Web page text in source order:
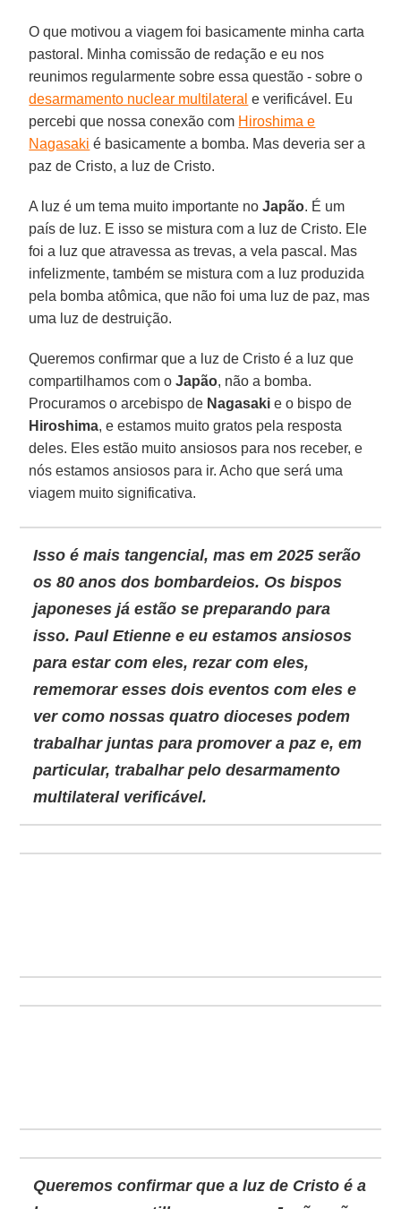
O que motivou a viagem foi basicamente minha carta
pastoral. Minha comissão de redação e eu nos
reunimos regularmente sobre essa questão - sobre o
desarmamento nuclear multilateral e verificável. Eu
percebi que nossa conexão com Hiroshima e
Nagasaki é basicamente a bomba. Mas deveria ser a
paz de Cristo, a luz de Cristo.
A luz é um tema muito importante noJapão. É um
país de luz. E isso se mistura com a luz de Cristo. Ele
foi a luz que atravessa as trevas, a vela pascal. Mas
infelizmente, também se mistura com a luz produzida
pela bomba atômica, que não foi uma luz de paz, mas
uma luz de destruição.
Queremos confirmar que a luz de Cristo é a luz que
compartilhamos com oJapão, não a bomba.
Procuramos o arcebispo de Nagasaki e o bispo de
Hiroshima, e estamos muito gratos pela resposta
deles. Eles estão muito ansiosos para nos receber, e
nós estamos ansiosos para ir. Acho que será uma
viagem muito significativa.
Isso é mais tangencial, mas em 2025 serão
os 80 anos dos bombardeios. Os bispos
japoneses já estão se preparando para
isso.Paul Etienne e eu estamos ansiosos
para estar com eles, rezar com eles,
rememorar esses dois eventos com eles e
ver como nossas quatro dioceses podem
trabalhar juntas para promover a paz e, em
particular, trabalhar pelodesarmamento
multilateral verificável.
Queremos confirmar que a luz de Cristo é a